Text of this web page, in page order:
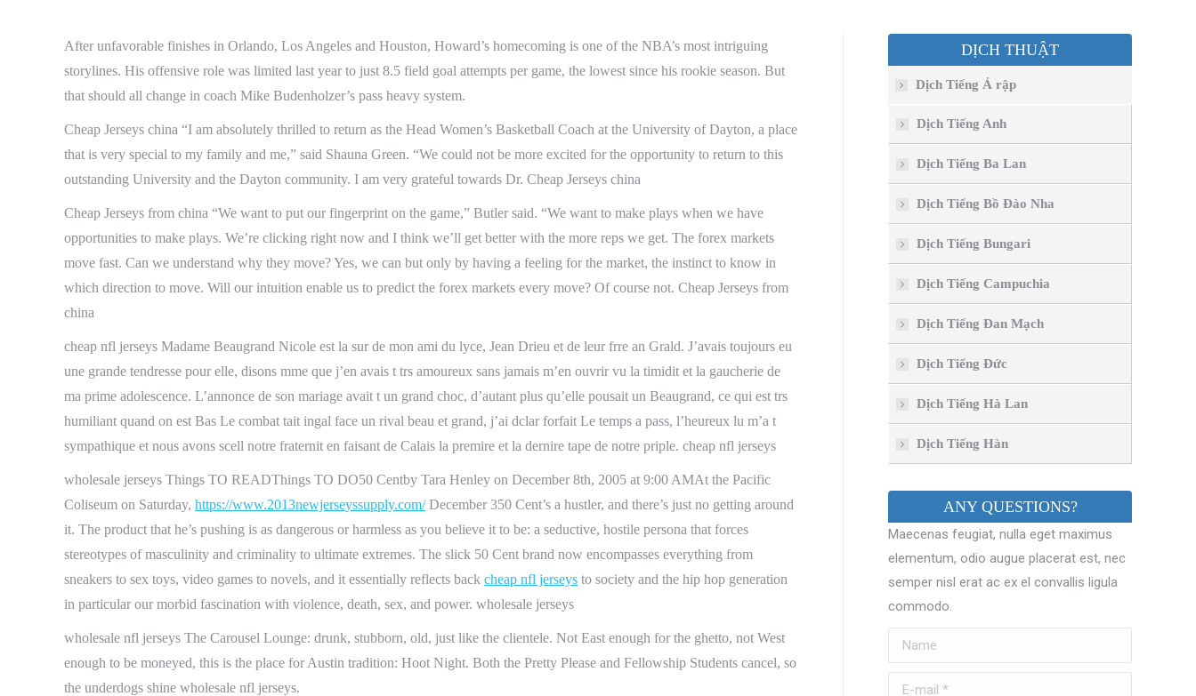
After unfavorable finishes in Orlando, Los Angeles and Houston, Howard’s homecoming is one of the NBA’s most intriguing
storylines. His offensive role was limited last year to just 8.5 field goal attempts per game, the lowest since his rookie season. But
that should all change in coach Mike Budenholzer’s pass heavy system.
Cheap Jerseys china “I am absolutely thrilled to return as the Head Women’s Basketball Coach at the University of Dayton, a place
that is very special to my family and me,” said Shauna Green. “We could not be more excited for the opportunity to return to this
outstanding University and the Dayton community. I am very grateful towards Dr. Cheap Jerseys china
Cheap Jerseys from china “We want to put our fingerprint on the game,” Butler said. “We want to make plays when we have
opportunities to make plays. We’re clicking right now and I think we’ll get better with the more reps we get. The forex markets
move fast. Can we understand why they move? Yes, we can but only by having a feeling for the market, the instinct to know in
which direction to move. Will our intuition enable us to predict the forex markets every move? Of course not. Cheap Jerseys from
china
cheap nfl jerseys Madame Beaugrand Nicole est la sur de mon ami du lyce, Jean Drieu et de leur frre an Grald. J’avais toujours eu
une grande tendresse pour elle, disons mme que j’en avais t trs amoureux sans jamais m’en ouvrir vu la timidit et la gaucherie de
ma prime adolescence. L’annonce de son mariage avait t un grand choc, d’autant plus qu’elle pousait un Beaugrand, ce qui est trs
humiliant quand on est Bas Le combat tait ingal face un rival beau et grand, j’ai dclar forfait Le temps a pass, l’heureux lu m’a t
sympathique et nous avons scell notre fraternit en faisant de Calais la premire et la dernire tape de notre priple. cheap nfl jerseys
wholesale jerseys Things TO READThings TO DO50 Centby Tara Henley on December 8th, 2005 at 9:00 AMAt the Pacific
Coliseum on Saturday, https://www.2013newjerseyssupply.com/December 350 Cent’s a hustler, and there’s just no getting around
it. The product that he’s pushing is as dangerous or harmless as you believe it to be: a seductive, hostile persona that forces
stereotypes of masculinity and criminality to ultimate extremes. The slick 50 Cent brand now encompasses everything from
sneakers to sex toys, video games to novels, and it essentially reflects back cheap nfl jerseys to society and the hip hop generation
in particular our morbid fascination with violence, death, sex, and power. wholesale jerseys
wholesale nfl jerseys The Carousel Lounge: drunk, stubborn, old, just like the clientele. Not East enough for the ghetto, not West
enough to be moneyed, this is the place for Austin tradition: Hoot Night. Both the Pretty Please and Fellowship Students cancel, so
the underdogs shine wholesale nfl jerseys.
DỊCH THUẬT
Dịch Tiếng Ả rập
Dịch Tiếng Anh
Dịch Tiếng Ba Lan
Dịch Tiếng Bồ Đào Nha
Dịch Tiếng Bungari
Dịch Tiếng Campuchia
Dịch Tiếng Đan Mạch
Dịch Tiếng Đức
Dịch Tiếng Hà Lan
Dịch Tiếng Hàn
ANY QUESTIONS?
Maecenas feugiat, nulla eget maximus
elementum, odio augue placerat est, nec
semper nisl erat ac ex el convallis ligula
commodo.
Name
E-mail *